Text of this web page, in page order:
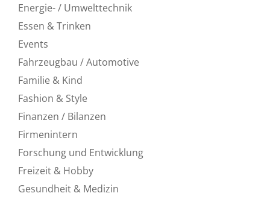
Energie- / Umwelttechnik
Essen & Trinken
Events
Fahrzeugbau / Automotive
Familie & Kind
Fashion & Style
Finanzen / Bilanzen
Firmenintern
Forschung und Entwicklung
Freizeit & Hobby
Gesundheit & Medizin